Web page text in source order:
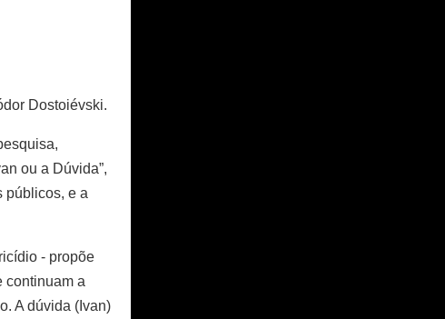
Dostoiévski.
ou a Dúvida”,
públicos, e a
- propõe
continuam a
A dúvida (Ivan)